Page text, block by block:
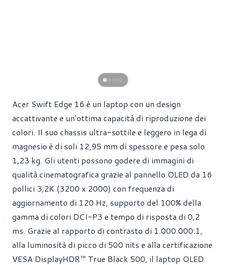
Acer Swift Edge 16 è un laptop con un design
accattivante e un’ottima capacità di riproduzione dei
colori. Il suo chassis ultra-sottile e leggero in lega di
magnesio è di soli 12,95 mm di spessore e pesa solo
1,23 kg. Gli utenti possono godere di immagini di
qualità cinematografica grazie al pannello OLED da 16
pollici 3,2K (3200 x 2000) con frequenza di
aggiornamento di 120 Hz, supporto del 100% della
gamma di colori DCI-P3 e tempo di risposta di 0,2
ms. Grazie al rapporto di contrasto di 1.000.000:1,
alla luminosità di picco di 500 nits e alla certificazione
VESA DisplayHDR™ True Black 500, il laptop OLED